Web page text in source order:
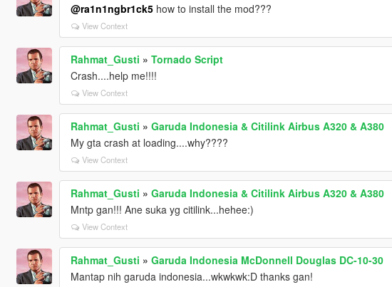
@ra1n1ngbr1ck5how to install the mod???
View Context
Rahmat_Gusti » Tornado Script
Crash....help me!!!!
View Context
Rahmat_Gusti » Garuda Indonesia & Citilink Airbus A320 & A380
My gta crash at loading....why????
View Context
Rahmat_Gusti » Garuda Indonesia & Citilink Airbus A320 & A380
Mntp gan!!! Ane suka yg citilink...hehee:)
View Context
Rahmat_Gusti » Garuda Indonesia McDonnell Douglas DC-10-30
Mantap nih garuda indonesia...wkwkwk:D thanks gan!